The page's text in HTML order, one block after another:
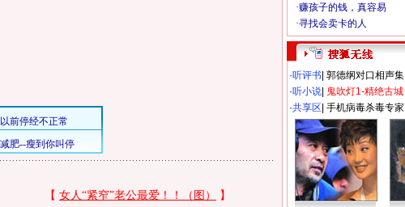
·听评书 郭德纲对口相声集
·听小说 鬼吹灯1-精绝古城
·共享区 手机病毒杀毒专家